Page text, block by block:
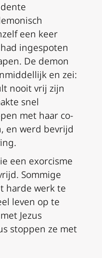
een keer
ingespoten
De demon
en zei:
nooit vrij zijn
snel
met haar co-
en werd bevrijd
een exorcisme
Sommige
harde werk te
leven op te
Jezus
stoppen ze met